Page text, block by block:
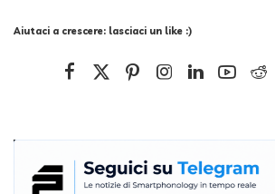
Aiutaci a crescere: lasciaci un like :)